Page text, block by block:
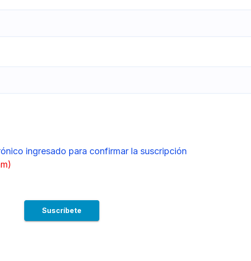
ingresado para confirmar la suscripción
)